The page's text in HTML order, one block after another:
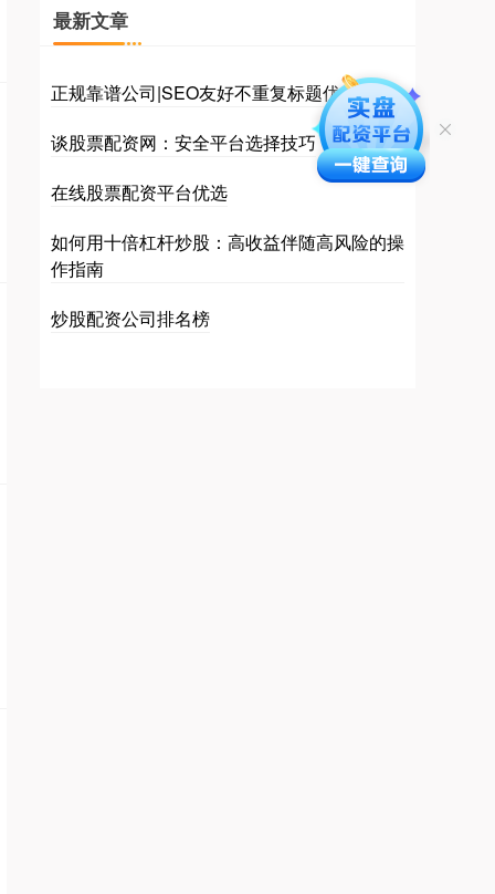
最新文章
正规靠谱公司|SEO友好不重复标题优化
谈股票配资网：安全平台选择技巧
在线股票配资平台优选
如何用十倍杠杆炒股：高收益伴随高风险的操
作指南
炒股配资公司排名榜